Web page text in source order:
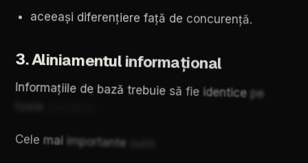
aceeași diferențiere față de concurență.
3.Aliniamentulinformațional
Informațiile de bază trebuie să fie identice pe
Cele mai importante